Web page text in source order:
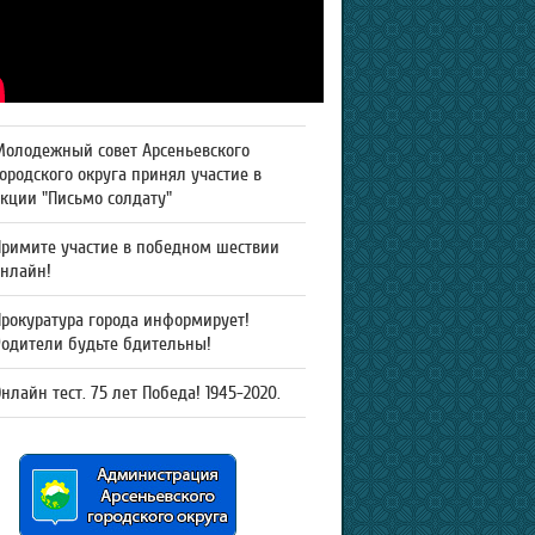
совет Арсеньевского
округа принял участие в
"Письмо солдату"
участие в победном шествии
города информирует!
будьте бдительны!
тест. 75 лет Победа! 1945-2020.